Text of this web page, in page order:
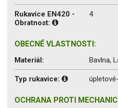
Rukavice EN420 -
Obratnost:
4
OBECNÉ VLASTNOSTI:
Materiál: Bavlna,
Typ rukavice:
OCHRANA PROTI